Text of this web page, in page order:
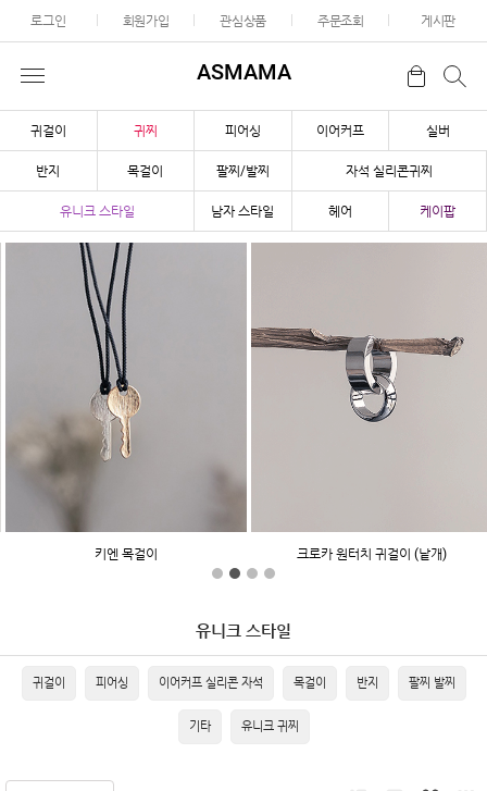
로그인 회원가입 관심상품 주문조회 게시판
ASMAMA
귀걸이 귀찌 피어싱 이어커프 실버
반지 목걸이 팔찌/발찌 자석 실리콘귀찌
유니크 스타일 남자 스타일 헤어 케이팝
키엔 목걸이 크로카 원터치 귀걸이 (낱개)
유니크 스타일
귀걸이 피어싱 이어커프 실리콘 자석 목걸이 반지 팔찌 발찌
기타 유니크 귀찌